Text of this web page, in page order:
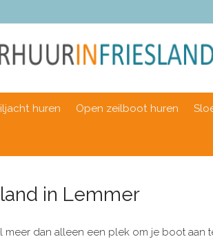
huren Open zeilboot huren
in Lemmer
meer dan alleen een plek om je boot